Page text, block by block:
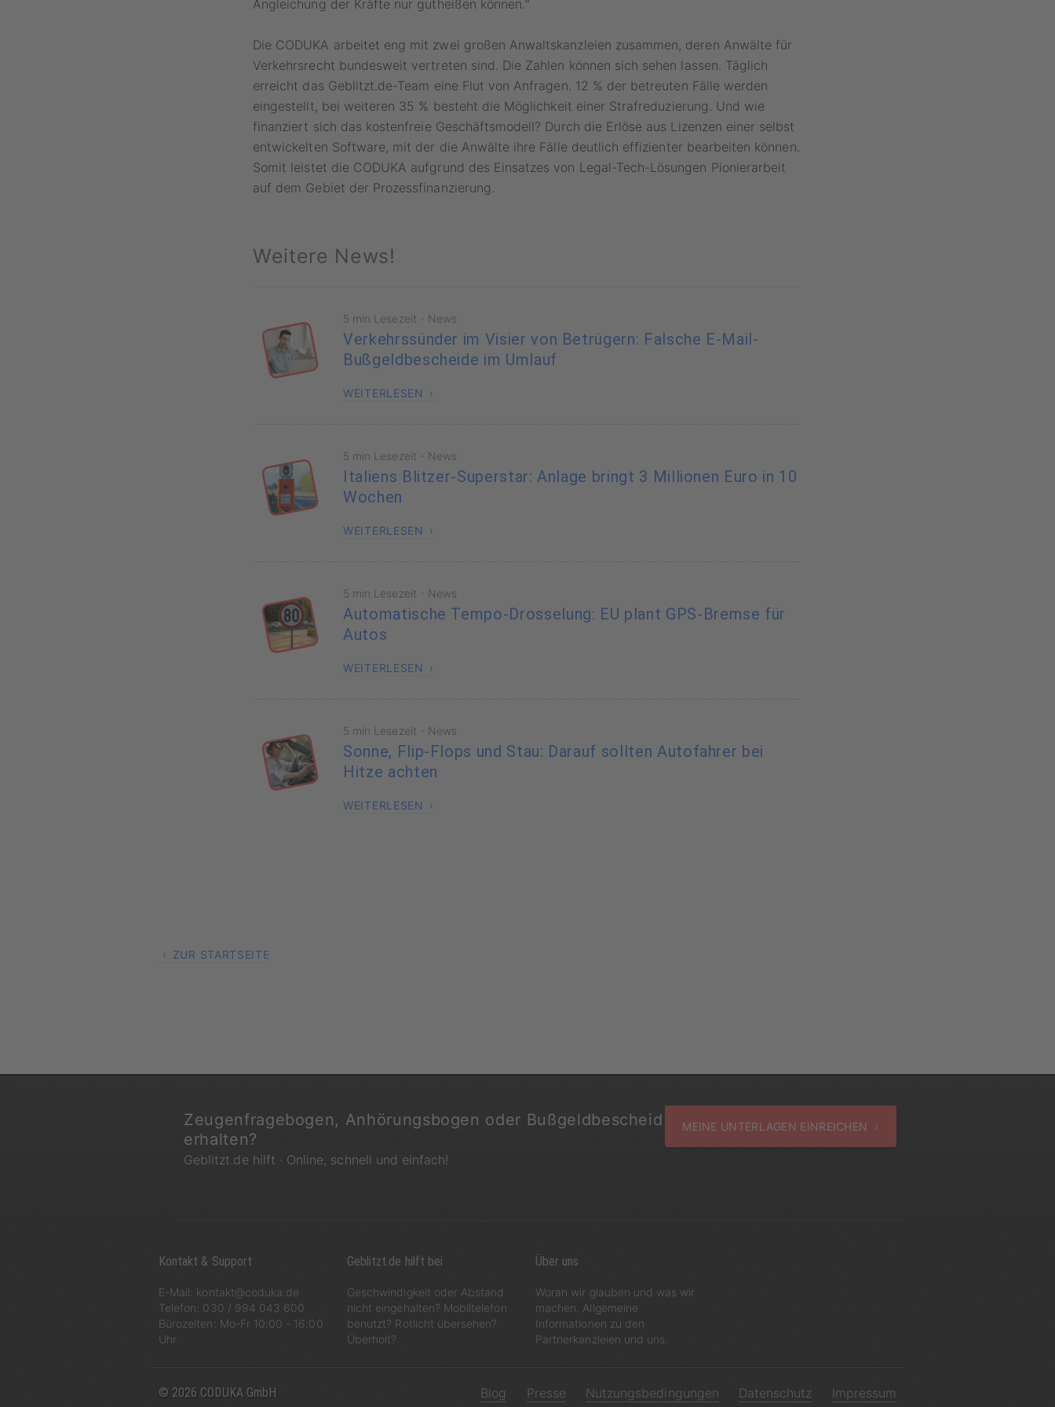
Angleichung der Kräfte nur gutheißen können.“
Die CODUKA arbeitet eng mit zwei großen Anwaltskanzleien zusammen, deren Anwälte für
Verkehrsrecht bundesweit vertreten sind. Die Zahlen können sich sehen lassen. Täglich
erreicht das Geblitzt.de-Team eine Flut von Anfragen. 12 % der betreuten Fälle werden
eingestellt, bei weiteren 35 % besteht die Möglichkeit einer Strafreduzierung. Und wie
finanziert sich das kostenfreie Geschäftsmodell? Durch die Erlöse aus Lizenzen einer selbst
entwickelten Software, mit der die Anwälte ihre Fälle deutlich effizienter bearbeiten können.
Somit leistet die CODUKA aufgrund des Einsatzes von Legal-Tech-Lösungen Pionierarbeit
auf dem Gebiet der Prozessfinanzierung.
Weitere News!
5 min Lesezeit · News
Verkehrssünder im Visier von Betrügern: Falsche E-Mail-
Bußgeldbescheide im Umlauf
WEITERLESEN
5 min Lesezeit · News
Italiens Blitzer-Superstar: Anlage bringt 3 Millionen Euro in 10
Wochen
WEITERLESEN
5 min Lesezeit · News
Automatische Tempo-Drosselung: EU plant GPS-Bremse für
Autos
WEITERLESEN
5 min Lesezeit · News
Sonne, Flip-Flops und Stau: Darauf sollten Autofahrer bei
Hitze achten
WEITERLESEN
ZUR STARTSEITE
MEINE UNTERLAGEN EINREICHEN ›
Zeugenfragebogen, Anhörungsbogen oder Bußgeldbescheid
erhalten?
Geblitzt.de hilft · Online, schnell und einfach!
Kontakt & Support
E-Mail: kontakt@coduka.de
Telefon: 030 / 994 043 600
Bürozeiten: Mo-Fr 10:00 - 16:00
Uhr
Geblitzt.de hilft bei
Geschwindigkeit oder Abstand
nicht eingehalten? Mobiltelefon
benutzt? Rotlicht übersehen?
Überholt?
Über uns
Woran wir glauben und was wir
machen. Allgemeine
Informationen zu den
Partnerkanzleien und uns.
© 2026 CODUKA GmbH Blog Presse Nutzungsbedingungen Datenschutz Impressum